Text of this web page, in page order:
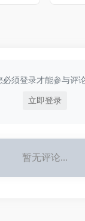
高效、
攻击
算法，
稳定、
必须登录才能参与评论
立即登录
暂无评论...